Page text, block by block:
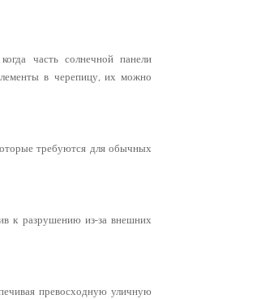
часть солнечной панели
в черепицу, их можно
требуются для обычных
к разрушению из-за внешних
превосходную уличную